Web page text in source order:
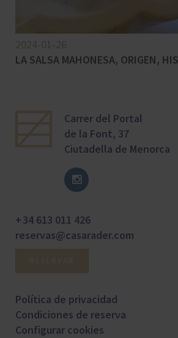
LA SALSA MAHONESA, ORIGEN,
Carrer del Portal
de la Font, 37
Ciutadella de Menorca
+ 34 613 011 426
reservas@casarader.com
Política de privacidad
Condiciones de reserva
Configurar cookies